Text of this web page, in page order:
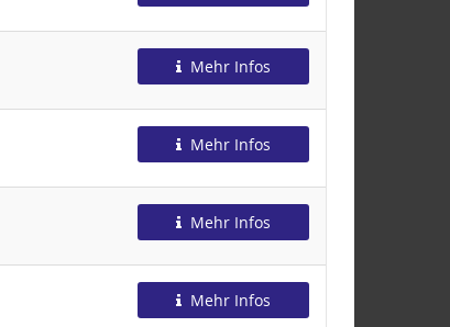
Mehr Infos
Mehr Infos
Mehr Infos
Mehr Infos